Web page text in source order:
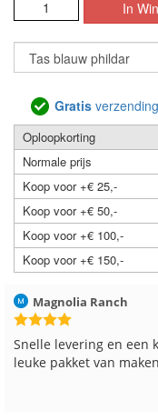
Gratis verzending
Oploopkorting
Normale prijs
Koop voor +€ 25,-
Koop voor +€ 50,-
Koop voor +€ 100,-
Koop voor +€ 150,-
Magnolia Ranch
Snelle levering en een
leuke pakket van